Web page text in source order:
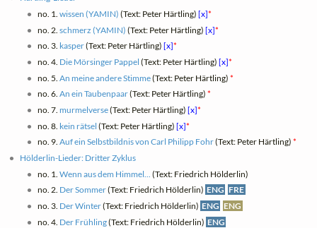
no. 1. wissen (YAMIN) (Text: Peter Härtling) [x]*
no. 2. schmerz (YAMIN) (Text: Peter Härtling) [x]*
no. 3. kasper(Text: Peter Härtling) [x]*
no. 4. Die Mörsinger Pappel (Text: Peter Härtling) [x]*
no. 5. An meine andere Stimme(Text: Peter Härtling) *
no. 6. An ein Taubenpaar(Text: Peter Härtling) *
no. 7. murmelverse(Text: Peter Härtling) [x]*
no. 8. kein rätsel (Text: Peter Härtling) [x]*
no. 9. Auf ein Selbstbildnis von Carl Philipp Fohr(Text: Peter Härtling) *
Hölderlin-Lieder: Dritter Zyklus
no. 1. Wenn aus dem Himmel...
(Text: Friedrich Hölderlin)
no. 2. Der Sommer(Text: Friedrich Hölderlin) ENG FRE
no. 3. Der Winter(Text: Friedrich Hölderlin) ENG ENG
no. 4. Der Frühling(Text: Friedrich Hölderlin) ENG